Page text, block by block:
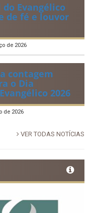
Evangélico
de fé e louvor
de 2026
contagem
o Dia
2026
de 2026
VER TODAS NOTÍCIAS